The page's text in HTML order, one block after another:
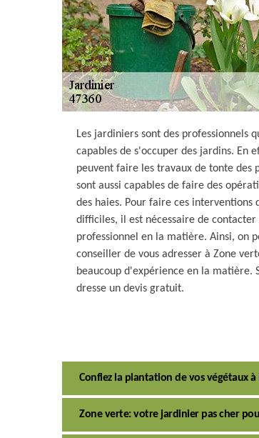
Les jardiniers sont des professionnels
capables de s'occuper des jardins. En
peuvent faire les travaux de tonte des
sont aussi capables de faire des
des haies. Pour faire ces interventions
difficiles, il est nécessaire de contacter
professionnel en la matière. Ainsi, on
conseiller de vous adresser à Zone
beaucoup d'expérience en la matière.
dresse un devis gratuit.
Confiez la plantation de vos végétaux à
Zone verte: votre jardinier pas cher